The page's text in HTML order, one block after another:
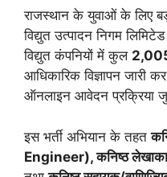
राजस्थान के युवाओं के लिए
विद्युत उत्पादन निगम
विद्युत कंपनियों में कुल
आधिकारिक विज्ञापन जारी
ऑनलाइन आवेदन प्रक्रिया
इस भर्ती अभियान के तहत
Engineer),कनिष्ठ